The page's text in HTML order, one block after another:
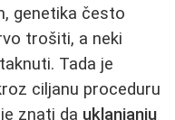
genetika često
trošiti, a neki
Tada je
ciljanu proceduru
znati da uklanjanju